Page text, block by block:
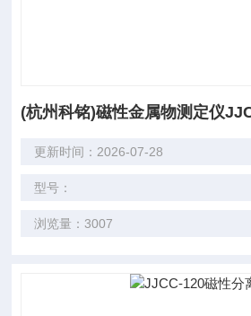
(杭州科铭)磁性金属物测定仪
更新时间：2026-07-28
型号：
浏览量：3007